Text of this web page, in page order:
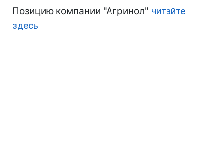
Позицию компании "Агринол" читайте
здесь